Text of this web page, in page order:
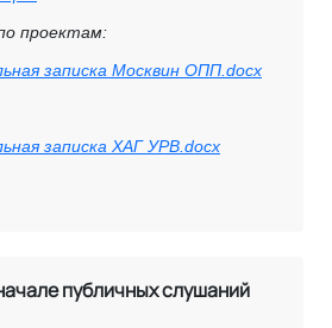
проектам:
записка Москвин ОПП.docx
записка ХАГ УРВ.docx
публичных слушаний